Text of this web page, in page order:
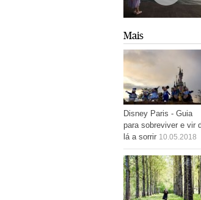
Mais
Disney Paris - Guia
para sobreviver e vir
lá a sorrir 10.05.2018